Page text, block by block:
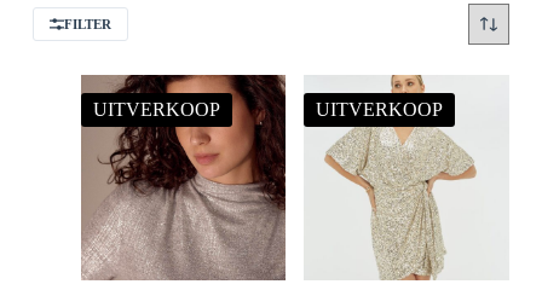
FILTER
UITVERKOOP UITVERKOOP